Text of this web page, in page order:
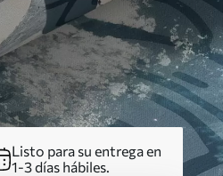
Listo para su entrega en
1-3 días hábiles.